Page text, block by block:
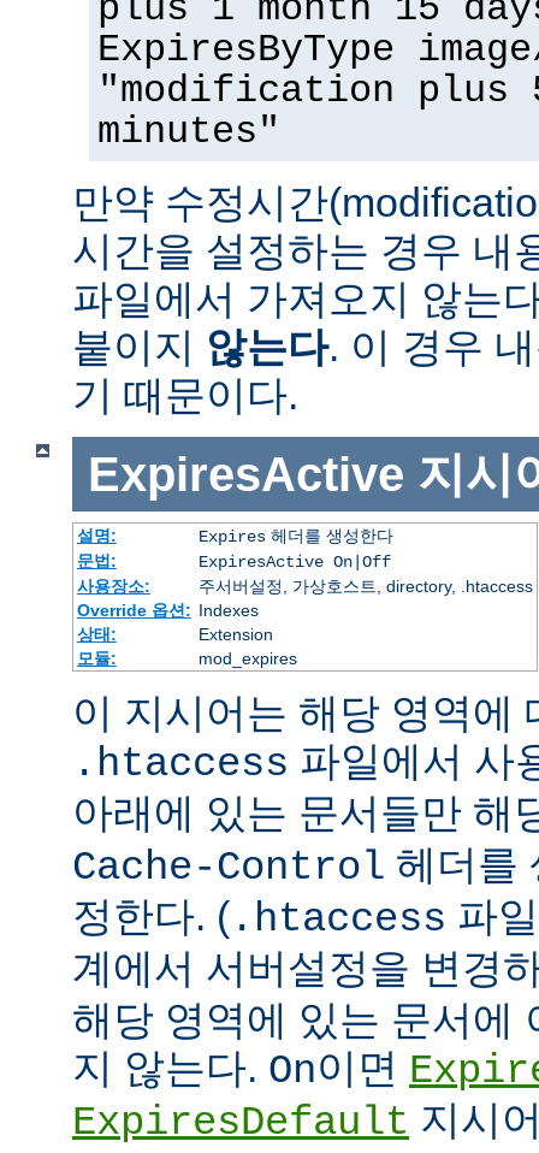
plus 1 month 15
ExpiresByType
"modification plus
minutes"
만약 수정시간
시간을 설정하는 경우 내
파일에서 가져오지 않는
붙이지 않는다. 이 경우
기 때문이다.
ExpiresActive 지시
설명: Expires헤더를 생성한다
문법:
ExpiresActive On|Off
사용장소:
주서버설정, 가상호스트, directory, .htaccess
Override 옵션: Indexes
상태:
Extension
모듈:
mod_expires
이 지시어는 해당 영역에
.htaccess 파일에서 사
아래에 있는 문서들만 해
Cache-Control 헤더를
정한다. ( .htaccess 파
계에서 서버설정을 변경
해당 영역에 있는 문서에
지 않는다. On이면
ExpiresDefault 지시